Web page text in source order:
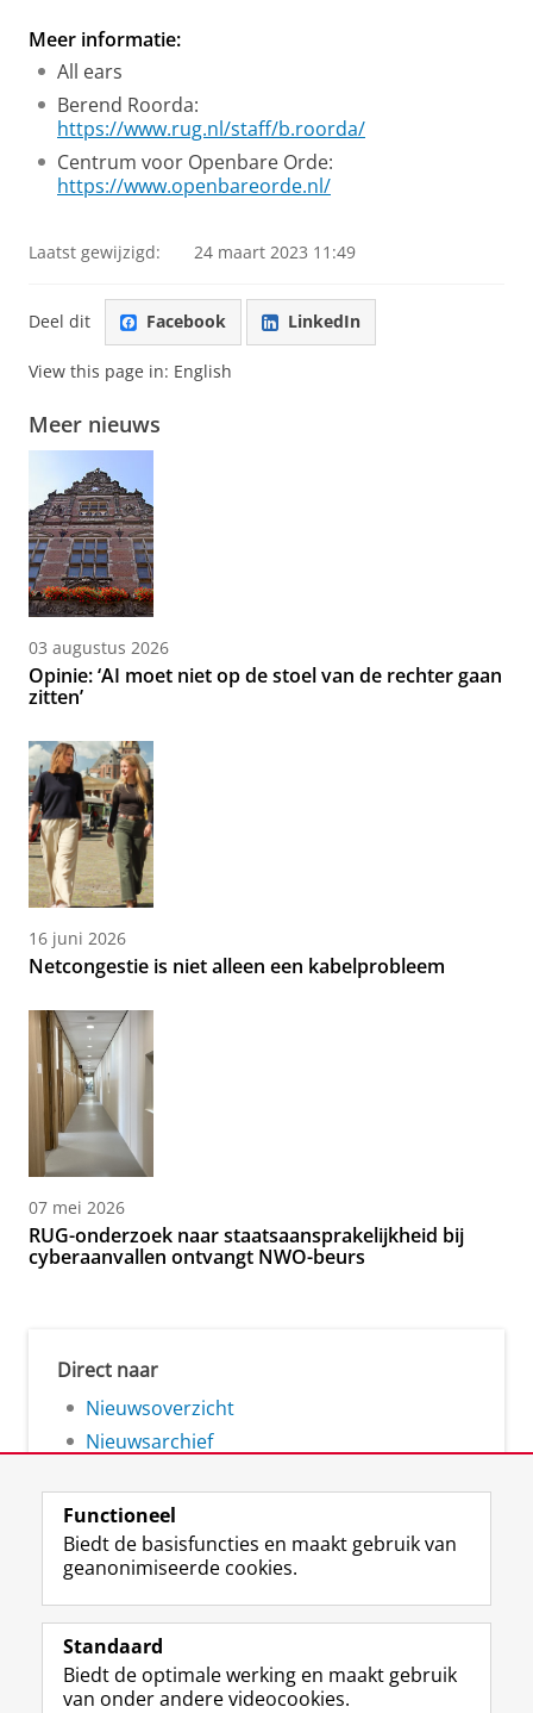
Meer informatie:
All ears
Berend Roorda:
https://www.rug.nl/staff/b.roorda/
Centrum voor Openbare Orde:
https://www.openbareorde.nl/
Laatst gewijzigd: 24 maart 2023 11:49
Deel dit Facebook LinkedIn
View this page in: English
Meer nieuws
03 augustus 2026
Opinie: ‘AI moet niet op de stoel van de rechter gaan
zitten’
16 juni 2026
Netcongestie is niet alleen een kabelprobleem
07 mei 2026
RUG-onderzoek naar staatsaansprakelijkheid bij
cyberaanvallen ontvangt NWO-beurs
Direct naar
Nieuwsoverzicht
Nieuwsarchief
Volg de RUG
F
a
e
b
L
i
k
e
R
S
-
f
I
n
t
Y
o
T
Studiekiezers
Functioneel
Biedt de basisfuncties en maakt gebruik van
geanonimiseerde cookies.
Standaard
Biedt de optimale werking en maakt gebruik
van onder andere videocookies.